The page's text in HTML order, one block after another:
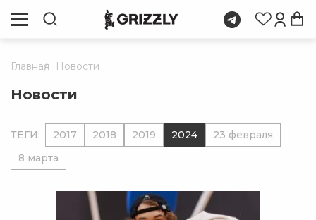
Главная Новости
Новости
ТЕГИ: 2017 2018 2019 2024
23 февраля
8 марта